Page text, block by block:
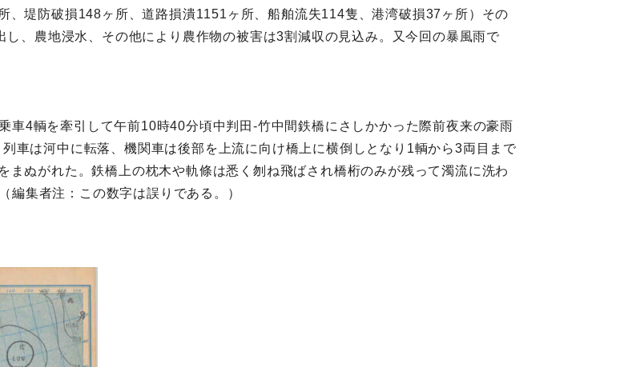
堤防破損148ヶ所、道路損潰1151ヶ所、船舶流失114隻、港湾破損37ヶ所）その
、農地浸水、その他により農作物の被害は3割減収の見込み。又今回の暴風雨で
4輌を牽引して午前10時40分頃中判田‐竹中間鉄橋にさしかかった際前夜来の豪雨
車は河中に転落、機関車は後部を上流に向け橋上に横倒しとなり1輌から3両目まで
ぬがれた。鉄橋上の枕木や軌條は悉く刎ね飛ばされ橋桁のみが残って濁流に洗わ
集者注：この数字は誤りである。）